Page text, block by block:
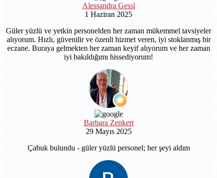
Alessandra Gessl
1 Haziran 2025
Güler yüzlü ve yetkin personelden her zaman mükemmel tavsiyeler
alıyorum. Hızlı, güvenilir ve özenli hizmet veren, iyi stoklanmış bir
eczane. Buraya gelmekten her zaman keyif alıyorum ve her zaman
iyi bakıldığımı hissediyorum!
Barbara Zenkert
29 Mayıs 2025
Çabuk bulundu - güler yüzlü personel; her şeyi aldım